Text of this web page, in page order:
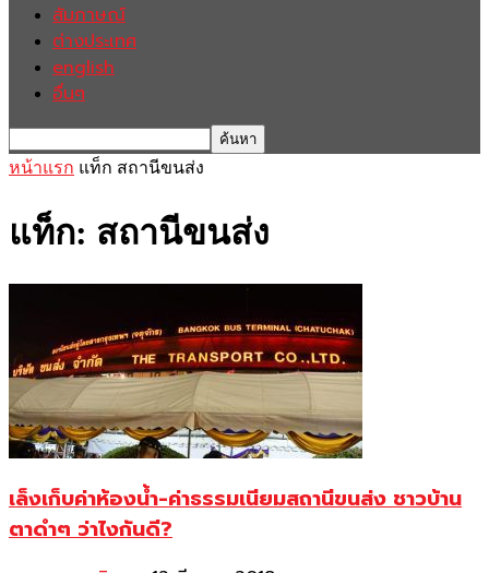
สัมภาษณ์
ต่างประเทศ
english
อื่นๆ
หน้าแรก แท็ก สถานีขนส่ง
แท็ก: สถานีขนส่ง
เล็งเก็บค่าห้องน้ำ-ค่าธรรมเนียมสถานีขนส่ง ชาวบ้าน
ตาดำๆ ว่าไงกันดี?